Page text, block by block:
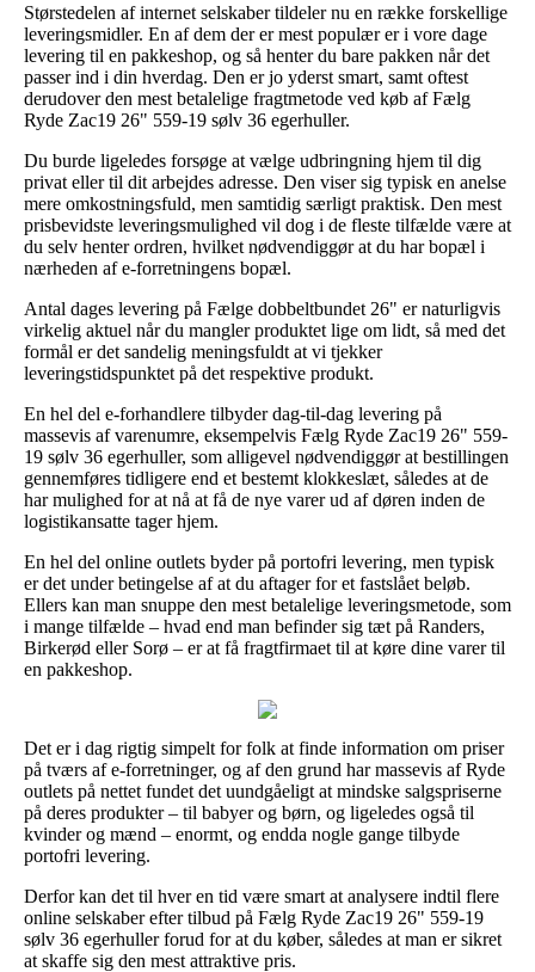
Størstedelen af internet selskaber tildeler nu en række forskellige
leveringsmidler. En af dem der er mest populær er i vore dage
levering til en pakkeshop, og så henter du bare pakken når det
passer ind i din hverdag. Den er jo yderst smart, samt oftest
derudover den mest betalelige fragtmetode ved køb af Fælg
Ryde Zac19 26" 559-19 sølv 36 egerhuller.
Du burde ligeledes forsøge at vælge udbringning hjem til dig
privat eller til dit arbejdes adresse. Den viser sig typisk en anelse
mere omkostningsfuld, men samtidig særligt praktisk. Den mest
prisbevidste leveringsmulighed vil dog i de fleste tilfælde være at
du selv henter ordren, hvilket nødvendiggør at du har bopæl i
nærheden af e-forretningens bopæl.
Antal dages levering på Fælge dobbeltbundet 26" er naturligvis
virkelig aktuel når du mangler produktet lige om lidt, så med det
formål er det sandelig meningsfuldt at vi tjekker
leveringstidspunktet på det respektive produkt.
En hel del e-forhandlere tilbyder dag-til-dag levering på
massevis af varenumre, eksempelvis Fælg Ryde Zac19 26" 559-
19 sølv 36 egerhuller, som alligevel nødvendiggør at bestillingen
gennemføres tidligere end et bestemt klokkeslæt, således at de
har mulighed for at nå at få de nye varer ud af døren inden de
logistikansatte tager hjem.
En hel del online outlets byder på portofri levering, men typisk
er det under betingelse af at du aftager for et fastslået beløb.
Ellers kan man snuppe den mest betalelige leveringsmetode, som
i mange tilfælde – hvad end man befinder sig tæt på Randers,
Birkerød eller Sorø – er at få fragtfirmaet til at køre dine varer til
en pakkeshop.
Det er i dag rigtig simpelt for folk at finde information om priser
på tværs af e-forretninger, og af den grund har massevis af Ryde
outlets på nettet fundet det uundgåeligt at mindske salgspriserne
på deres produkter – til babyer og børn, og ligeledes også til
kvinder og mænd – enormt, og endda nogle gange tilbyde
portofri levering.
Derfor kan det til hver en tid være smart at analysere indtil flere
online selskaber efter tilbud på Fælg Ryde Zac19 26" 559-19
sølv 36 egerhuller forud for at du køber, således at man er sikret
at skaffe sig den mest attraktive pris.